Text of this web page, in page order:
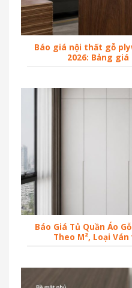
Báo giá nội thất gỗ
2026: Bảng
Báo Giá Tủ Quần Áo
Theo M², Loại